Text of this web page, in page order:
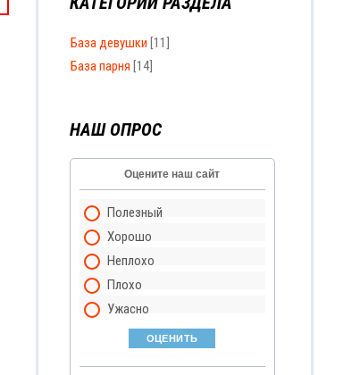
База девушки [11]
База парня [14]
НАШ ОПРОС
Оцените наш сайт
Полезный
Хорошо
Неплохо
Плохо
Ужасно